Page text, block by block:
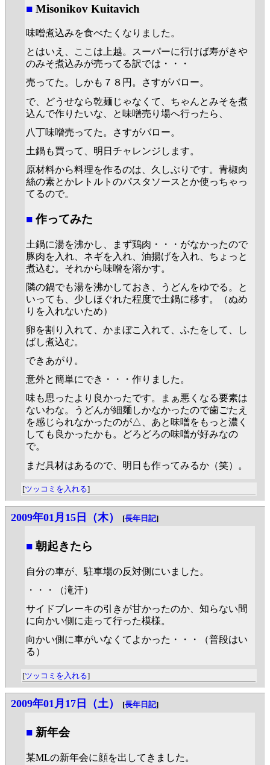
■ Misonikov Kuitavich
味噌煮込みを食べたくなりました。
とはいえ、ここは上越。スーパーに行けば寿がきや
のみそ煮込みが売ってる訳では・・・
売ってた。しかも７８円。さすがバロー。
で、どうせなら乾麺じゃなくて、ちゃんとみそを煮
込んで作りたいな、と味噌売り場へ行ったら、
八丁味噌売ってた。さすがバロー。
土鍋も買って、明日チャレンジします。
原材料から料理を作るのは、久しぶりです。青椒肉
絲の素とかレトルトのパスタソースとか使っちゃっ
てるので。
■作ってみた
土鍋に湯を沸かし、まず鶏肉・・・がなかったので
豚肉を入れ、ネギを入れ、油揚げを入れ、ちょっと
煮込む。それから味噌を溶かす。
隣の鍋でも湯を沸かしておき、うどんをゆでる。と
いっても、少しほぐれた程度で土鍋に移す。（ぬめ
りを入れないため）
卵を割り入れて、かまぼこ入れて、ふたをして、し
ばし煮込む。
できあがり。
意外と簡単にでき・・・作りました。
味も思ったより良かったです。まぁ悪くなる要素は
ないわな。うどんが細麺しかなかったので歯ごたえ
を感じられなかったのが△、あと味噌をもっと濃く
しても良かったかも。どろどろの味噌が好みなの
で。
まだ具材はあるので、明日も作ってみるか（笑）。
[ツッコミを入れる]
2009年01月15日（木） [長年日記]
■ 朝起きたら
自分の車が、駐車場の反対側にいました。
・・・（滝汗）
サイドブレーキの引きが甘かったのか、知らない間
に向かい側に走って行った模様。
向かい側に車がいなくてよかった・・・（普段はい
る）
[ツッコミを入れる]
2009年01月17日（土） [長年日記]
■ 新年会
某MLの新年会に顔を出してきました。